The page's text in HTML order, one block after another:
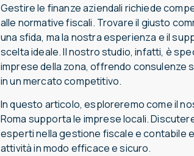
Gestire le finanze aziendali richiede
alle normative fiscali. Trovare il giusto
una sfida, ma la nostra esperienza e il
scelta ideale. Il nostro studio, infatti, è
imprese della zona, offrendo consulenze
in un mercato competitivo.
In questo articolo, esploreremo come il
Roma supporta le imprese locali.
esperti nella gestione fiscale e contabile
attività in modo efficace e sicuro.